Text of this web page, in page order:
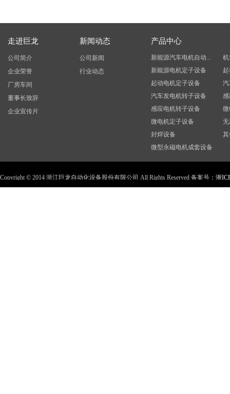
走进巨龙
公司简介
企业荣誉
厂房车间
董事长致辞
企业宣传片
新闻动态
公司新闻
行业动态
产品中心
新能源汽车电机自动...
新能源电机定子设备
起动电机定子设备
汽车发电机转子设备
感应电机转子设备
微电机定子设备
封焊设备
微型永磁电机成套设备
Copyright © 2014 浙江巨龙自动化设备股份有限公司 All Rights Reserved 备案号： 浙